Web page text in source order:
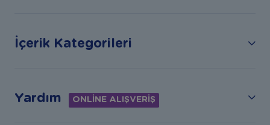
İçerik Kategorileri
Yardım ONLİNE ALIŞVERİŞ